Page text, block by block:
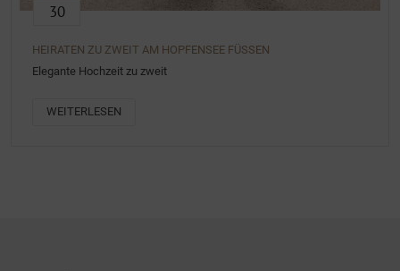
30
HEIRATEN ZU ZWEIT AM HOPFENSEE FÜSSEN
Elegante Hochzeit zu zweit
WEITERLESEN